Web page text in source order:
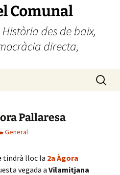
Comunal
des de baix,
directa,
Cerca:
Pallaresa
General
tindrà lloc la 2a Àgora
vegada a Vilamitjana